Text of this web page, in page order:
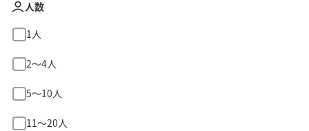
人数
1人
2〜4人
5〜10人
11〜20人